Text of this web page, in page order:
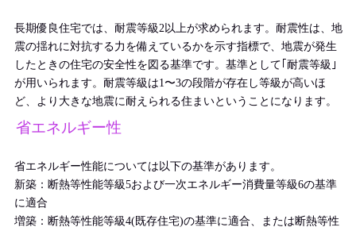
長期優良住宅では、耐震等級2以上が求められます。耐震性は、地
震の揺れに対抗する力を備えているかを示す指標で、地震が発生
したときの住宅の安全性を図る基準です。基準として｢耐震等級｣
が用いられます。耐震等級は1〜3の段階が存在し等級が高いほ
ど、より大きな地震に耐えられる住まいということになります。
省エネルギー性
省エネルギー性能については以下の基準があります。
新築：断熱等性能等級5および一次エネルギー消費量等級6の基準
に適合
増築：断熱等性能等級4(既存住宅)の基準に適合、または断熱等性